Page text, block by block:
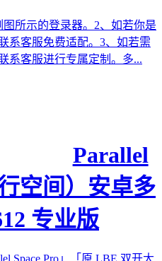
所示的登录器。2、如若你是
系客服免费适配。3、如若需
系客服进行专属定制。多...
Parallel
空间）安卓多
专业版
Space Pro」「原 LBE 双开大